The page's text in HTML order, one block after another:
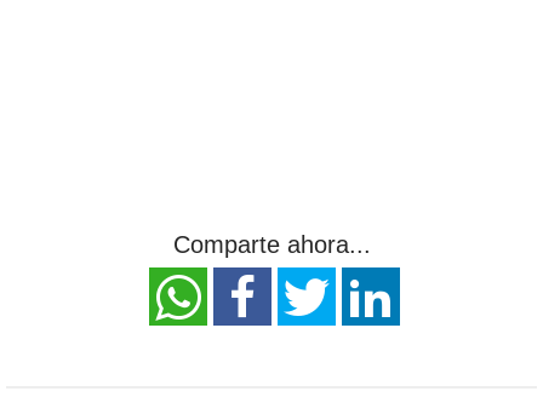
Comparte ahora...